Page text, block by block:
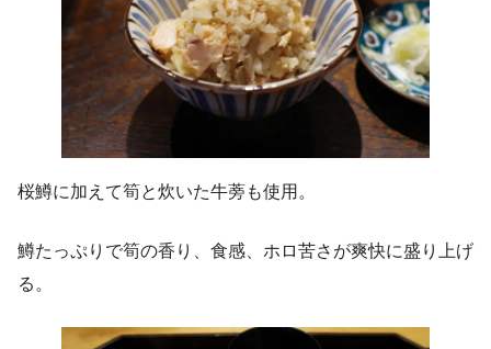
桜鱒に加えて筍と炊いた牛蒡も使用。
鱒たっぷりで筍の香り、食感、ホロ苦さが爽快に盛り上げ
る。